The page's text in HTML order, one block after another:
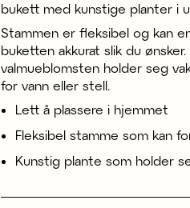
bukett med kunstige planter i
Stammen er fleksibel og kan
buketten akkurat slik du
valmueblomsten holder seg
for vann eller stell.
Lett å plassere i hjemmet
Fleksibel stamme som kan
Kunstig plante som holder